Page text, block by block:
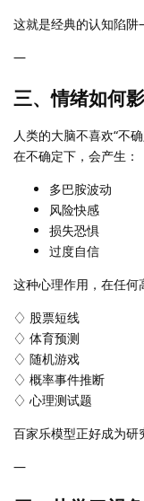
这就是经典的认知陷
—
三、情绪如何
人类的大脑不喜欢“不确
在不确定下，会产生：
多巴胺波动
风险快感
损失恐惧
过度自信
这种心理作用，在任何
♢ 股票短线
♢ 体育预测
♢ 随机游戏
♢ 概率事件推断
♢ 心理测试题
百家乐模型正好成为研
—